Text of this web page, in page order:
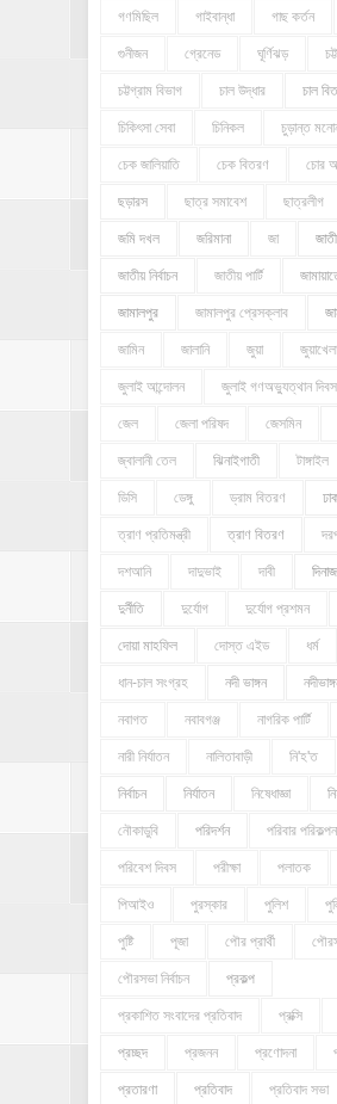
গণমিছিল গাইবান্ধা গাছ কর্তন
গুনীজন গ্রেনেড ঘূর্ণিঝড়
চট্টগ্রাম বিভাগ চাল উদ্ধার চাল
চিকিৎসা সেবা চিনিকল চুড়ান্ত
চেক জালিয়াতি চেক বিতরণ চোর
ছড়ারস ছাত্র সমাবেশ ছাত্রলীগ
জমি দখল জরিমানা জা
জাতীয় নির্বাচন জাতীয় পার্টি
জামালপুর জামালপুর প্রেসক্লাব
জামিন জালানি জুয়া জুয়াখেলা
জুলাই আন্দোলন জুলাই গণঅভ্যুত্থান
জেল জেলা পরিষদ জেসমিন
জ্বালানী তেল ঝিনাইগাতী টাঙ্গাইল
ডিসি ডেঙ্গু ড্রাম বিতরণ
ত্রাণ প্রতিমন্ত্রী ত্রাণ বিতরণ
দশআনি দাদুভাই দাবী
দুর্নীতি দুর্যোগ দুর্যোগ প্রশমন
দোয়া মাহফিল দোস্ত এইড ধর্ম
ধান-চাল সংগ্রহ নদী ভাঙ্গন
নবাগত নবাবগঞ্জ নাগরিক পার্টি
নারী নির্যাতন নালিতাবাড়ী নি'হ'ত
নির্বাচন নির্যাতন নিষেধাজ্ঞা
নৌকাডুবি পরিদর্শন পরিবার
পরিবেশ দিবস পরীক্ষা পলাতক
পিআইও পুরস্কার পুলিশ
পুষ্টি পূজা পৌর প্রার্থী
পৌরসভা নির্বাচন প্রকল্প
প্রকাশিত সংবাদের প্রতিবাদ প্রক্সি
প্রচ্ছদ প্রজনন প্রণোদনা
প্রতারণা প্রতিবাদ প্রতিবাদ সভা